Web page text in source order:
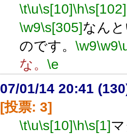
\t\u\s[10]\h\s[102]
\w9\s[305]なん
のです。 \w9\w9
な。 \e
07/01/14 20:41
[投票: 3]
\t\u\s[10]\h\s[1]